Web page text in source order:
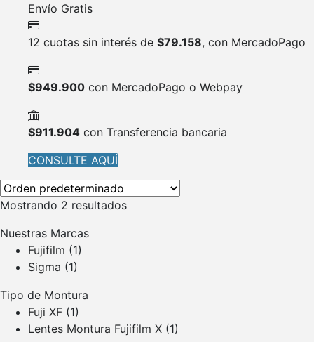
Envío Gratis
12 cuotas sin interés de $79.158, con MercadoPago
$949.900 con MercadoPago o Webpay
$911.904 con Transferencia bancaria
CONSULTE AQUÍ
Mostrando 2 resultados
Nuestras Marcas
Fujifilm (1)
Sigma (1)
Tipo de Montura
Fuji XF (1)
Lentes Montura Fujifilm X (1)